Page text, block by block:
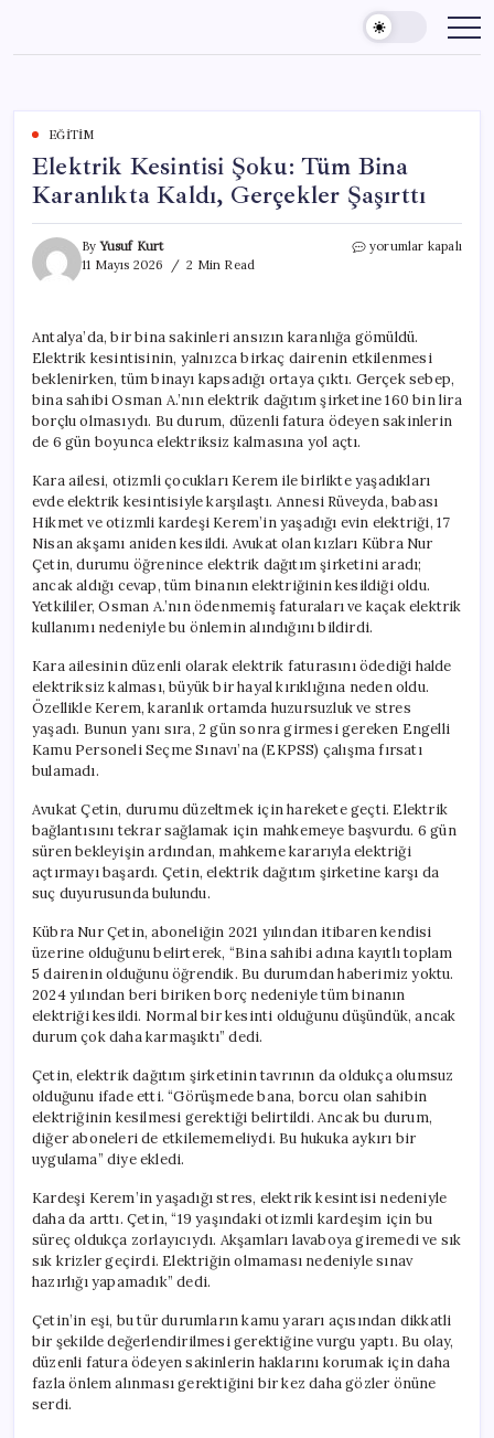
content
EĞITIM
Elektrik Kesintisi Şoku: Tüm Bina
Karanlıkta Kaldı, Gerçekler Şaşırttı
ByYusuf Kurt
11 Mayıs 2026
2 Min Read
Elektrik
Karanlıkta
Kaldı,
Gerçekler
Şaşırttı
yorumlar kapalı
Antalya’da, bir bina sakinleri ansızın karanlığa gömüldü.
Elektrik kesintisinin, yalnızca birkaç dairenin etkilenmesi
beklenirken, tüm binayı kapsadığı ortaya çıktı. Gerçek sebep,
bina sahibi Osman A.’nın elektrik dağıtım şirketine 160 bin lira
borçlu olmasıydı. Bu durum, düzenli fatura ödeyen sakinlerin
de 6 gün boyunca elektriksiz kalmasına yol açtı.
Kara ailesi, otizmli çocukları Kerem ile birlikte yaşadıkları
evde elektrik kesintisiyle karşılaştı. Annesi Rüveyda, babası
Hikmet ve otizmli kardeşi Kerem’in yaşadığı evin elektriği, 17
Nisan akşamı aniden kesildi. Avukat olan kızları Kübra Nur
Çetin, durumu öğrenince elektrik dağıtım şirketini aradı;
ancak aldığı cevap, tüm binanın elektriğinin kesildiği oldu.
Yetkililer, Osman A.’nın ödenmemiş faturaları ve kaçak elektrik
kullanımı nedeniyle bu önlemin alındığını bildirdi.
Kara ailesinin düzenli olarak elektrik faturasını ödediği halde
elektriksiz kalması, büyük bir hayal kırıklığına neden oldu.
Özellikle Kerem, karanlık ortamda huzursuzluk ve stres
yaşadı. Bunun yanı sıra, 2 gün sonra girmesi gereken Engelli
Kamu Personeli Seçme Sınavı’na (EKPSS) çalışma fırsatı
bulamadı.
Avukat Çetin, durumu düzeltmek için harekete geçti. Elektrik
bağlantısını tekrar sağlamak için mahkemeye başvurdu. 6 gün
süren bekleyişin ardından, mahkeme kararıyla elektriği
açtırmayı başardı. Çetin, elektrik dağıtım şirketine karşı da
suç duyurusunda bulundu.
Kübra Nur Çetin, aboneliğin 2021 yılından itibaren kendisi
üzerine olduğunu belirterek, “Bina sahibi adına kayıtlı toplam
5 dairenin olduğunu öğrendik. Bu durumdan haberimiz yoktu.
2024 yılından beri biriken borç nedeniyle tüm binanın
elektriği kesildi. Normal bir kesinti olduğunu düşündük, ancak
durum çok daha karmaşıktı” dedi.
Çetin, elektrik dağıtım şirketinin tavrının da oldukça olumsuz
olduğunu ifade etti. “Görüşmede bana, borcu olan sahibin
elektriğinin kesilmesi gerektiği belirtildi. Ancak bu durum,
diğer aboneleri de etkilememeliydi. Bu hukuka aykırı bir
uygulama” diye ekledi.
Kardeşi Kerem’in yaşadığı stres, elektrik kesintisi nedeniyle
daha da arttı. Çetin, “19 yaşındaki otizmli kardeşim için bu
süreç oldukça zorlayıcıydı. Akşamları lavaboya giremedi ve sık
sık krizler geçirdi. Elektriğin olmaması nedeniyle sınav
hazırlığı yapamadık” dedi.
Çetin’in eşi, bu tür durumların kamu yararı açısından dikkatli
bir şekilde değerlendirilmesi gerektiğine vurgu yaptı. Bu olay,
düzenli fatura ödeyen sakinlerin haklarını korumak için daha
fazla önlem alınması gerektiğini bir kez daha gözler önüne
serdi.